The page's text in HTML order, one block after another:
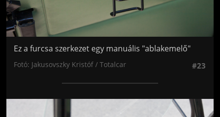
Ez a furcsa szerkezet egy manuális "ablakemelő"
Fotó: Jakusovszky Kristóf / Totalcar #23